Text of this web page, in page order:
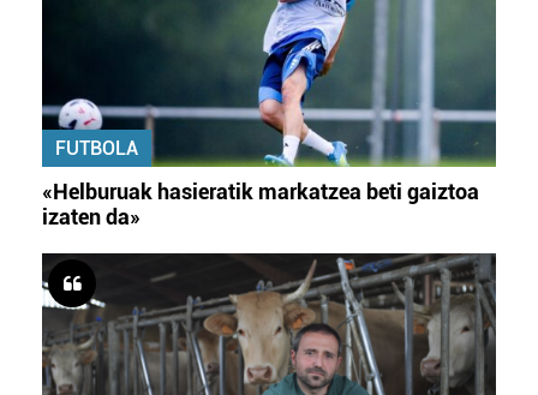
FUTBOLA
«Helburuak hasieratik markatzea beti gaiztoa
izaten da»